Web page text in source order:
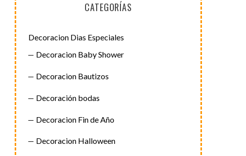
CATEGORÍAS
Decoracion Dias Especiales
Decoracion Baby Shower
Decoracion Bautizos
Decoración bodas
Decoracion Fin de Año
Decoracion Halloween